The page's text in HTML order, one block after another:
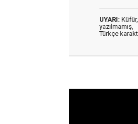
UYARI:
yazılmamış,
Türkçe